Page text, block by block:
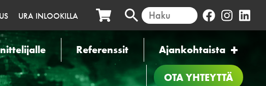
URA INLOOKILLA
Referenssit Ajankohtaista
OTA YHTEYTTÄ